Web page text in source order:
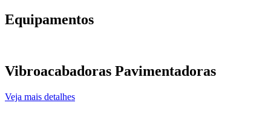
Equipamentos
Vibroacabadoras Pavimentadoras
Veja mais detalhes